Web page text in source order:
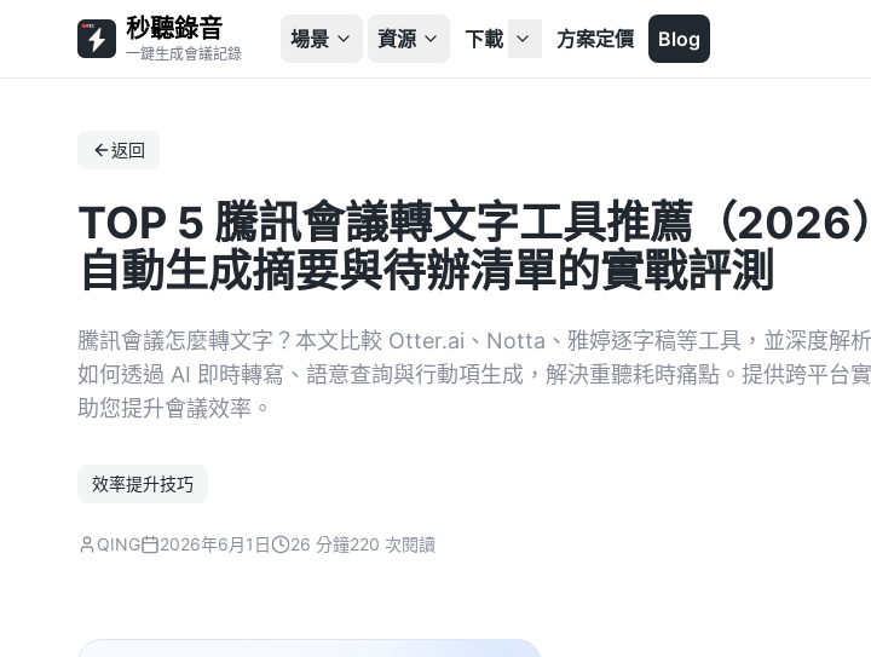
秒聽錄音
一鍵生成會議記錄
場景 資源 下載 方案定價 Blog
返回
TOP 5 騰訊會議轉文字工具推薦（2026
自動生成摘要與待辦清單的實戰評測
騰訊會議怎麼轉文字？本文比較 Otter.ai、Notta、雅婷逐字稿等工具，並深度解
如何透過 AI 即時轉寫、語意查詢與行動項生成，解決重聽耗時痛點。提供跨平台實
助您提升會議效率。
效率提升技巧
QING 2026年6月1日 26 分鐘220 次閱讀